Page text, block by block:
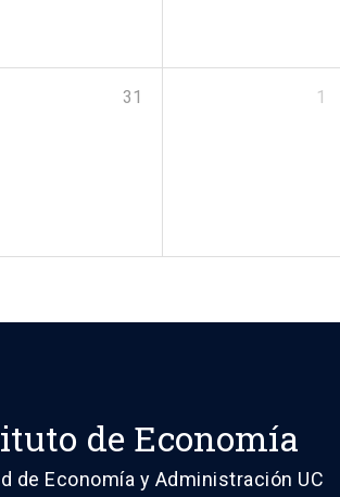
31 1
de Economía
de Economía y Administración UC